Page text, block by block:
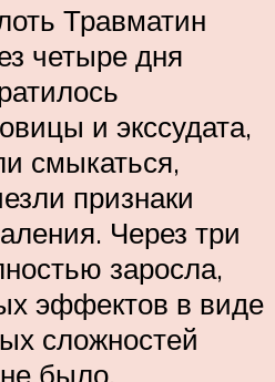
Травматин
четыре дня
и экссудата,
смыкаться,
признаки
Через три
заросла,
эффектов в виде
сложностей
было.